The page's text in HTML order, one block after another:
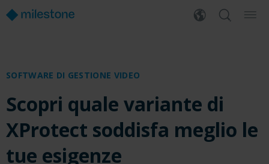
SOFTWARE DI GESTIONE VIDEO
Scopri quale variante di
XProtect soddisfa meglio le
tue esigenze